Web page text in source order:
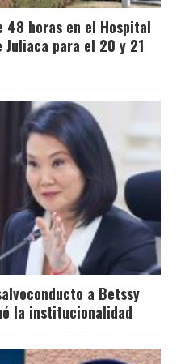
48 horas en el Hospital
Juliaca para el 20 y 21
a Betssy
la institucionalidad